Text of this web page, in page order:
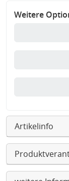
Weitere
Artikelinfo